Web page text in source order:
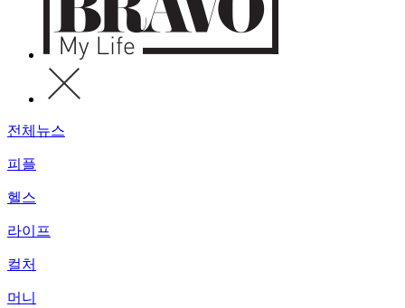
전체뉴스
피플
헬스
라이프
컬처
머니